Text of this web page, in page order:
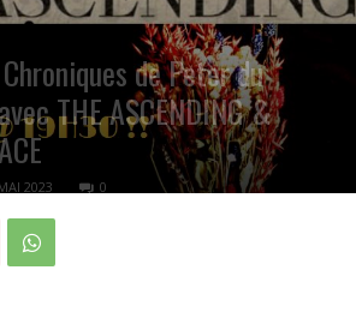
de Peter du
THE ASCENDING &
2023 0